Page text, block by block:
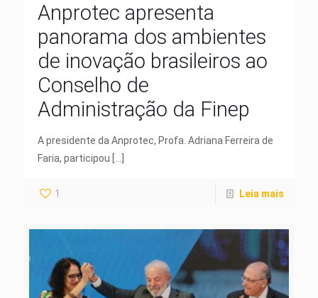
Anprotec apresenta
panorama dos ambientes
de inovação brasileiros ao
Conselho de
Administração da Finep
A presidente da Anprotec, Profa. Adriana Ferreira de
Faria, participou […]
1 Leia mais